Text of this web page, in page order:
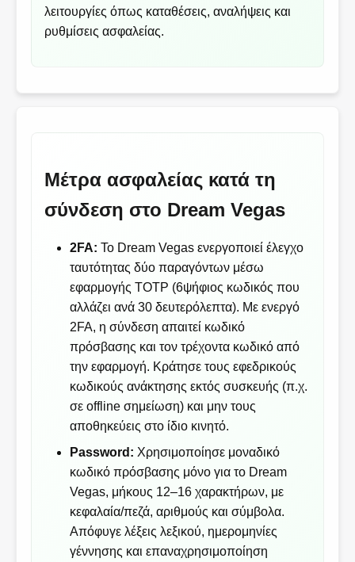
λειτουργίες όπως καταθέσεις, αναλήψεις και
ρυθμίσεις ασφαλείας.
Μέτρα ασφαλείας κατά τη
σύνδεση στο Dream Vegas
2FA: Το Dream Vegas ενεργοποιεί έλεγχο
ταυτότητας δύο παραγόντων μέσω
εφαρμογής TOTP (6ψήφιος κωδικός που
αλλάζει ανά 30 δευτερόλεπτα). Με ενεργό
2FA, η σύνδεση απαιτεί κωδικό
πρόσβασης και τον τρέχοντα κωδικό από
την εφαρμογή. Κράτησε τους εφεδρικούς
κωδικούς ανάκτησης εκτός συσκευής (π.χ.
σε offline σημείωση) και μην τους
αποθηκεύεις στο ίδιο κινητό.
Password: Χρησιμοποίησε μοναδικό
κωδικό πρόσβασης μόνο για το Dream
Vegas, μήκους 12–16 χαρακτήρων, με
κεφαλαία/πεζά, αριθμούς και σύμβολα.
Απόφυγε λέξεις λεξικού, ημερομηνίες
γέννησης και επαναχρησιμοποίηση